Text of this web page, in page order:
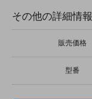
その他の詳細情報
販売価格
型番